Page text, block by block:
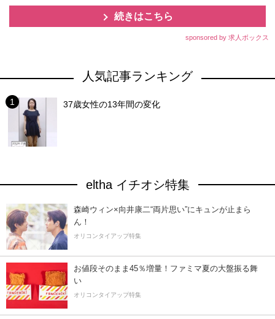
続きはこちら
sponsored by 求人ボックス
人気記事ランキング
37歳女性の13年間の変化
eltha イチオシ特集
森崎ウィン×向井康二“両片思い”にキュンが止まら
ん！
オリコンタイアップ特集
お値段そのまま45％増量！ファミマ夏の大盤振る舞
い
オリコンタイアップ特集